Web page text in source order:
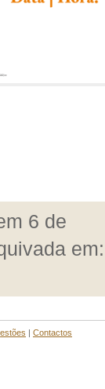
6 de
em:
| Contactos